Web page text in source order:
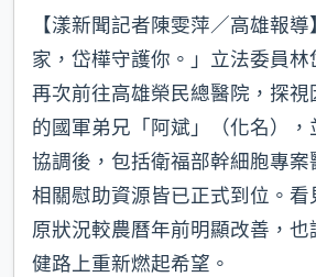
【漾新聞記者陳雯萍／高雄報
家，岱樺守護你。」立法委員林
再次前往高雄榮民總醫院，探視
的國軍弟兄「阿斌」（化名），
協調後，包括衛福部幹細胞專案
相關慰助資源皆已正式到位。看
原狀況較農曆年前明顯改善，也
健路上重新燃起希望。